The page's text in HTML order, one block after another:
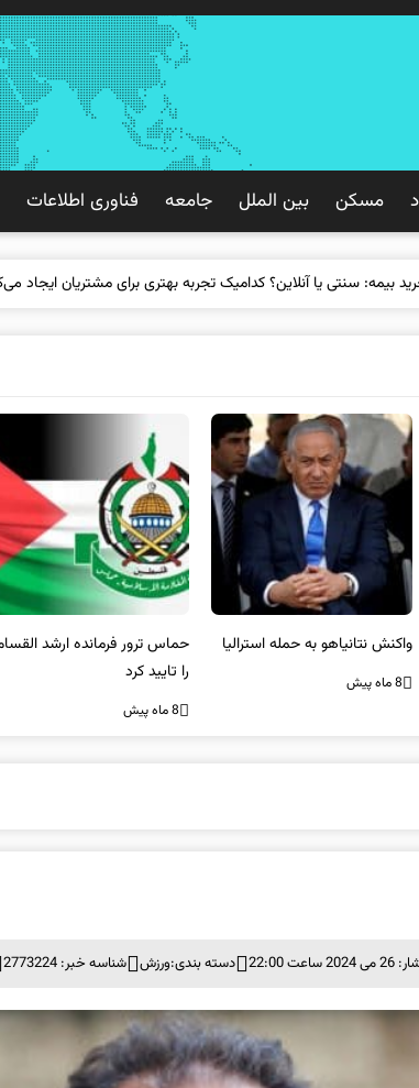
مسکن بین الملل جامعه فناوری اطلاعات
حماس ترور فرمانده ارشد القسام
را تایید کرد
عراقچی: صلح و ثبات افغانستان
تنها از مسیر همگرایی منطقه‌ای
محقق می‌شود
8 ماه پیش
22:00 دسته بندی:ورزش شناسه خبر: 2773224